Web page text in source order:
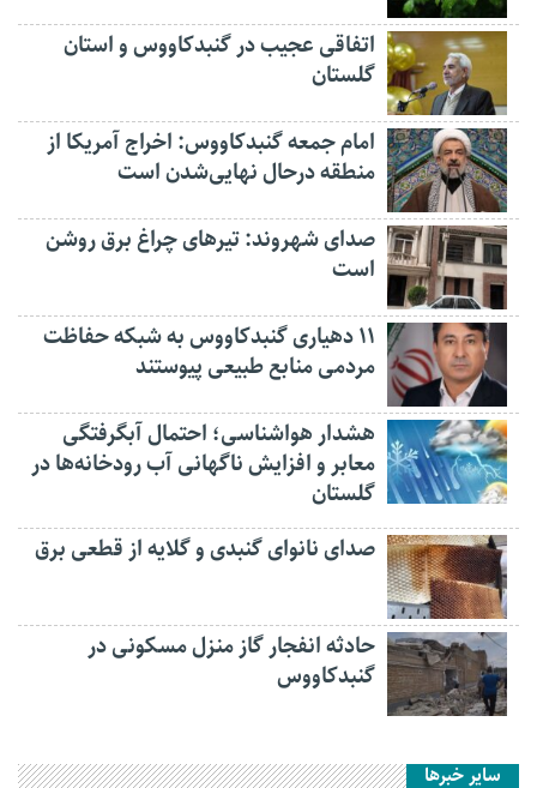
اتفاقی عجیب در‌ گنبدکاووس و استان
گلستان
امام جمعه گنبدکاووس: اخراج آمریکا از
منطقه درحال نهایی‌شدن است
صدای شهروند: تیرهای چراغ برق روشن
است
۱۱ دهیاری گنبدکاووس به شبکه حفاظت
مردمی منابع طبیعی پیوستند
هشدار هواشناسی؛ احتمال آبگرفتگی
معابر و افزایش ناگهانی آب رودخانه‌ها در
گلستان
صدای نانوای گنبدی و گلایه از قطعی برق
حادثه انفجار گاز منزل مسکونی در
گنبدکاووس
سایر خبرها